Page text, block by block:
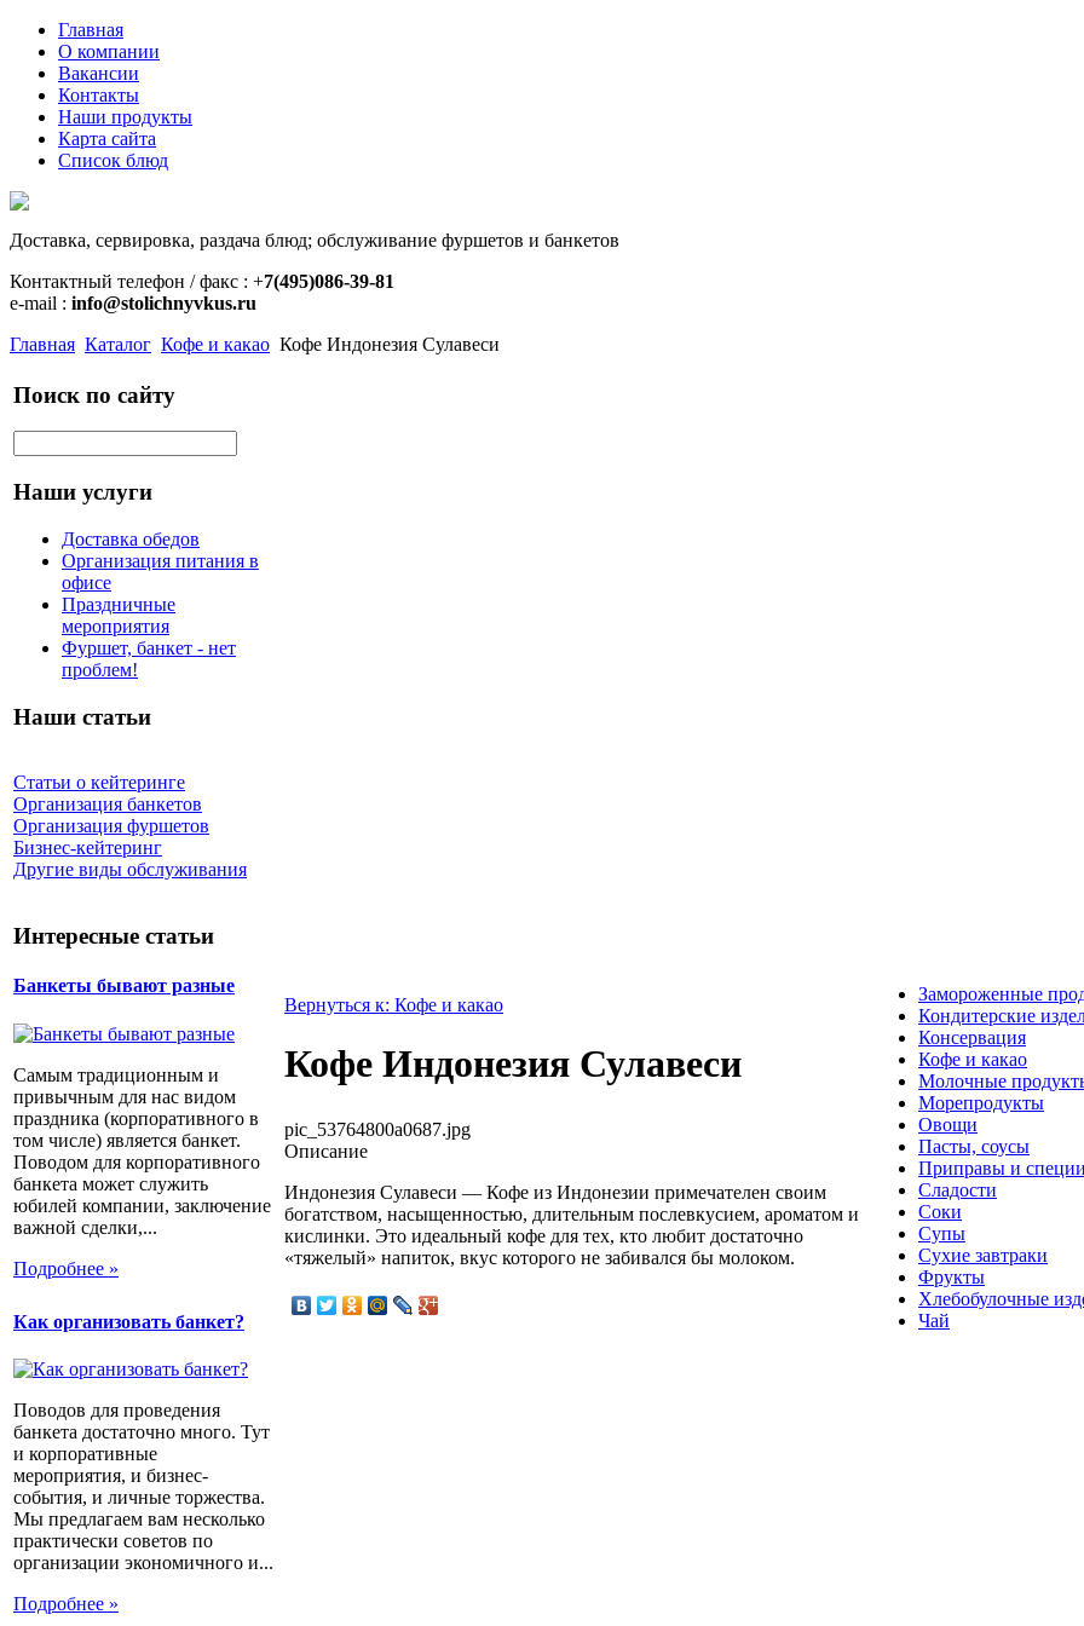
Главная
О компании
Вакансии
Контакты
Наши продукты
Карта сайта
Список блюд
Доставка, сервировка, раздача блюд; обслуживание фуршетов и банкетов
Контактный телефон / факс : +7(495)086-39-81
e-mail : info@stolichnyvkus.ru
Главная Каталог Кофе и какао Кофе Индонезия Сулавеси
Поиск по сайту
Наши услуги
Доставка обедов
Организация питания в
офисе
Праздничные
мероприятия
Фуршет, банкет - нет
проблем!
Наши статьи
Статьи о кейтеринге
Организация банкетов
Организация фуршетов
Бизнес-кейтеринг
Другие виды обслуживания
Интересные статьи
Банкеты бывают разные
Самым традиционным и
привычным для нас видом
праздника (корпоративного в
том числе) является банкет.
Поводом для корпоративного
банкета может служить
юбилей компании, заключение
важной сделки,...
Подробнее »
Как организовать банкет?
Поводов для проведения
банкета достаточно много. Тут
и корпоративные
мероприятия, и бизнес-
события, и личные торжества.
Мы предлагаем вам несколько
практически советов по
организации экономичного и...
Подробнее »
Вернуться к: Кофе и какао
Кофе Индонезия Сулавеси
pic_53764800a0687.jpg
Описание
Индонезия Сулавеси — Кофе из Индонезии примечателен своим
богатством, насыщенностью, длительным послевкусием, ароматом и
кислинки. Это идеальный кофе для тех, кто любит достаточно
«тяжелый» напиток, вкус которого не забивался бы молоком.
Замороженные
Кондитерские
Консервация
Кофе и какао
Молочные
Морепродукты
Овощи
Пасты, соусы
Приправы и специи
Сладости
Соки
Супы
Сухие завтраки
Фрукты
Хлебобулочные
Чай